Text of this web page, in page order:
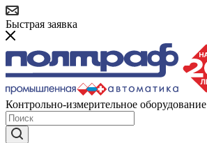
Быстрая заявка
Контрольно-измерительное оборудование